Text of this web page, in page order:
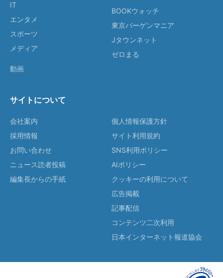
IT
エンタメ
スポーツ
メディア
動画
BOOKウォッチ
東京バーゲンマニア
Jタウンネット
ゼロまる
サイトについて
会社案内
採用情報
お問い合わせ
ニュース読者投稿
編集長からの手紙
個人情報保護方針
サイト利用規約
SNS利用ポリシー
AIポリシー
クッキーの利用について
広告掲載
記事配信
コンテンツ二次利用
日本インターネット報道協会